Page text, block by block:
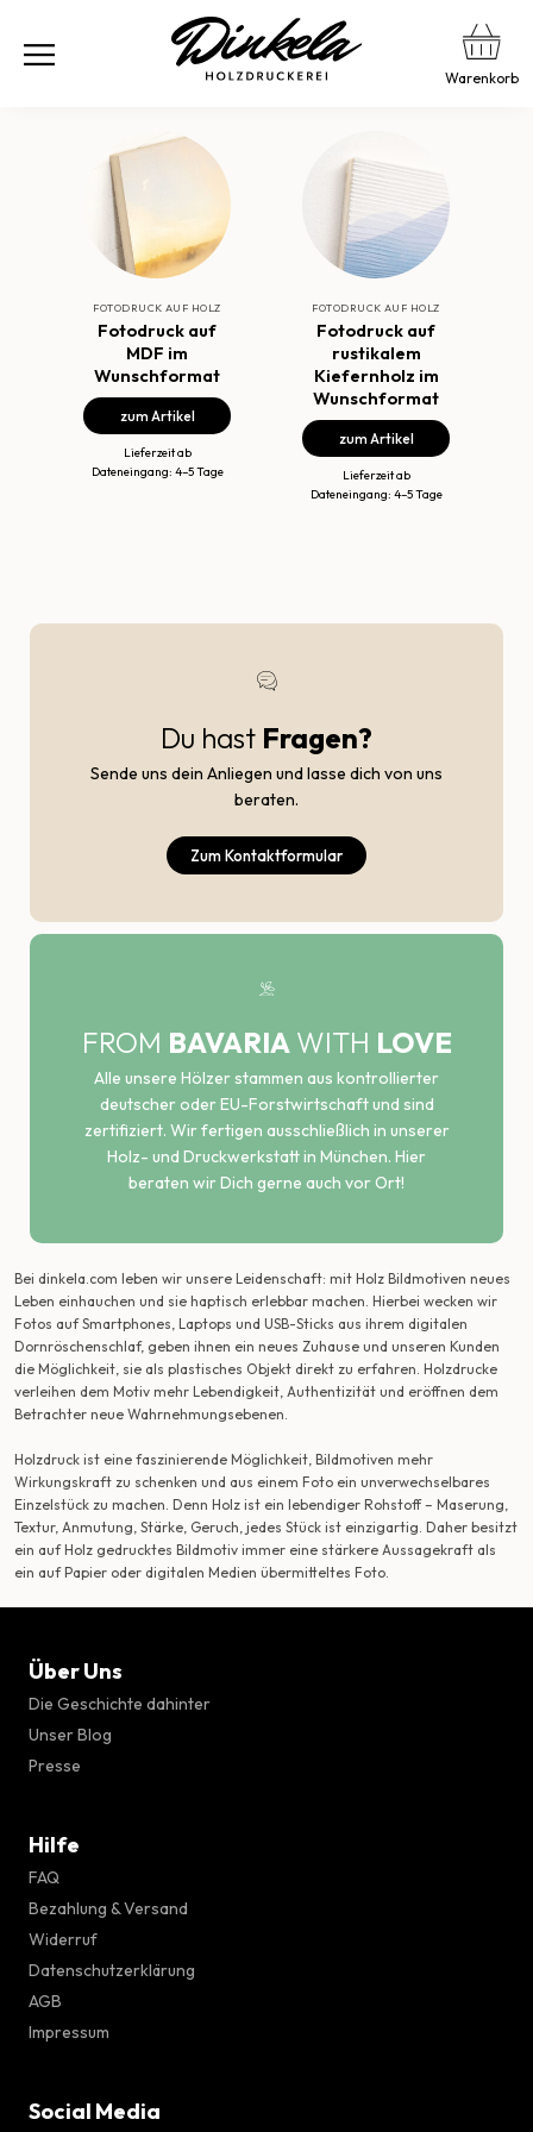
Warenkorb
FOTODRUCK AUF HOLZ
Fotodruck auf
MDF im
Wunschformat
zum Artikel
Lieferzeit ab
Dateneingang: 4–5 Tage
FOTODRUCK AUF HOLZ
Fotodruck auf
rustikalem
Kiefernholz im
Wunschformat
zum Artikel
Lieferzeit ab
Dateneingang: 4–5 Tage
Du hast Fragen?
Sende uns dein Anliegen und lasse dich von uns
beraten.
Zum Kontaktformular
FROM BAVARIAWITH LOVE
Alle unsere Hölzer stammen aus kontrollierter
deutscher oder EU-Forstwirtschaft und sind
zertifiziert. Wir fertigen ausschließlich in unserer
Holz- und Druckwerkstatt in München. Hier
beraten wir Dich gerne auch vor Ort!
Bei dinkela.com leben wir unsere Leidenschaft: mit Holz Bildmotiven neues
Leben einhauchen und sie haptisch erlebbar machen. Hierbei wecken wir
Fotos auf Smartphones, Laptops und USB-Sticks aus ihrem digitalen
Dornröschenschlaf, geben ihnen ein neues Zuhause und unseren Kunden
die Möglichkeit, sie als plastisches Objekt direkt zu erfahren. Holzdrucke
verleihen dem Motiv mehr Lebendigkeit, Authentizität und eröffnen dem
Betrachter neue Wahrnehmungsebenen.
Holzdruck ist eine faszinierende Möglichkeit, Bildmotiven mehr
Wirkungskraft zu schenken und aus einem Foto ein unverwechselbares
Einzelstück zu machen. Denn Holz ist ein lebendiger Rohstoff – Maserung,
Textur, Anmutung, Stärke, Geruch, jedes Stück ist einzigartig. Daher besitzt
ein auf Holz gedrucktes Bildmotiv immer eine stärkere Aussagekraft als
ein auf Papier oder digitalen Medien übermitteltes Foto.
Über Uns
Die Geschichte dahinter
Unser Blog
Presse
Hilfe
FAQ
Bezahlung & Versand
Widerruf
Datenschutzerklärung
AGB
Impressum
Social Media